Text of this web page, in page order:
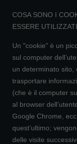
COSA SONO I
ESSERE UTILIZZATI
Un "cookie" è un
sul computer
un determinato sito,
trasportare
(che è il computer
al browser
Google Chrome,
quest’ultimo;
delle visite